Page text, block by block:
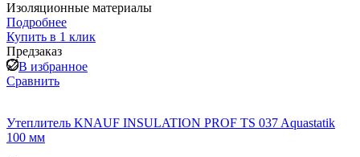
Изоляционные материалы
Подробнее
Купить в 1 клик
Предзаказ
В избранное
Сравнить
Утеплитель KNAUF INSULATION PROF TS 037 Aquastatik
100 мм